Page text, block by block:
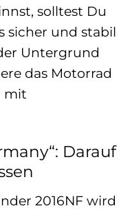
solltest Du
sicher und stabil
Untergrund
das Motorrad
mit
Darauf
2016NF wird